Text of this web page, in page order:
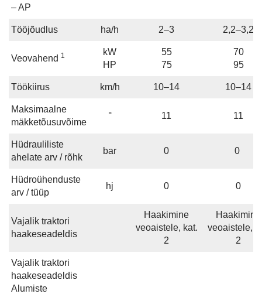
– AP
Tööjõudlus ha/h 2–3 2,2–3,2
Veovahend 1
kW
HP
55
75
70
95
Töökiirus km/h 10–14 10–14
Maksimaalne
mäkketõusuvõime
° 11 11
Hüdrauliliste
ahelate arv / rõhk
bar 0 0
Hüdroühenduste
arv / tüüp
hj 0 0
Vajalik traktori
haakeseadeldis
Haakimine
veoaistele, kat.
2
Haakimine
veoaistele,
2
Vajalik traktori
haakeseadeldis
Alumiste